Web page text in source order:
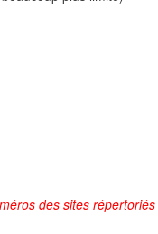
des sites répertoriés